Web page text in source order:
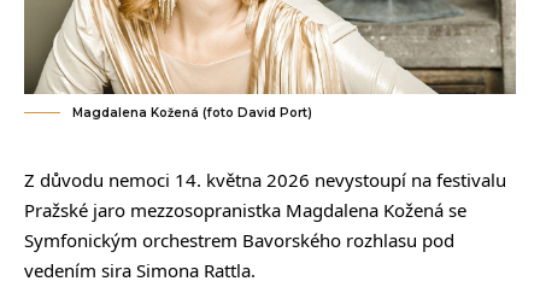
Magdalena Kožená (foto David Port)
Z důvodu nemoci 14. května 2026 nevystoupí na festivalu
Pražské jaro mezzosopranistka Magdalena Kožená se
Symfonickým orchestrem Bavorského rozhlasu pod
vedením sira Simona Rattla.